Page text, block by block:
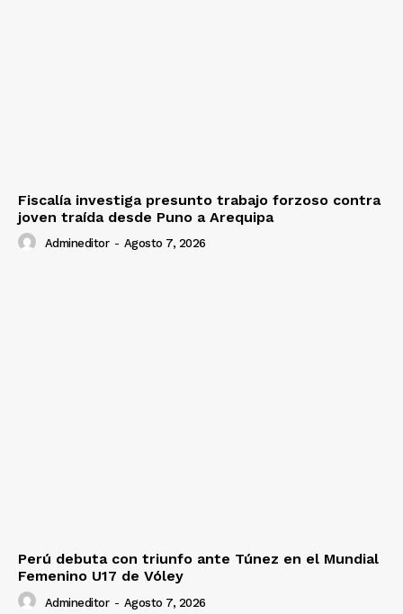
Fiscalía investiga presunto trabajo forzoso contra
joven traída desde Puno a Arequipa
Admineditor - Agosto 7, 2026
Perú debuta con triunfo ante Túnez en el Mundial
Femenino U17 de Vóley
Admineditor - Agosto 7, 2026